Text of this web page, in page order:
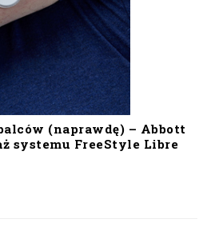
(naprawdę) – Abbott
systemu FreeStyle Libre